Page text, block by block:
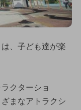
、子ども達が楽
クターショ
まなアトラクシ